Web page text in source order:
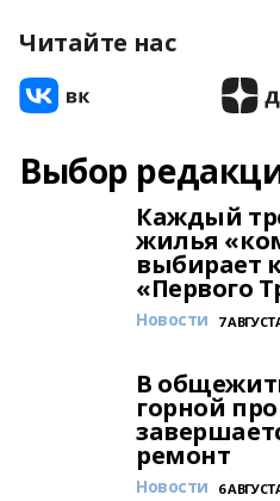
Читайте нас
Выбор
Каждый
жилья
выбирает
«Первого
Новости 7
В
горной
ремонт
Новости 6